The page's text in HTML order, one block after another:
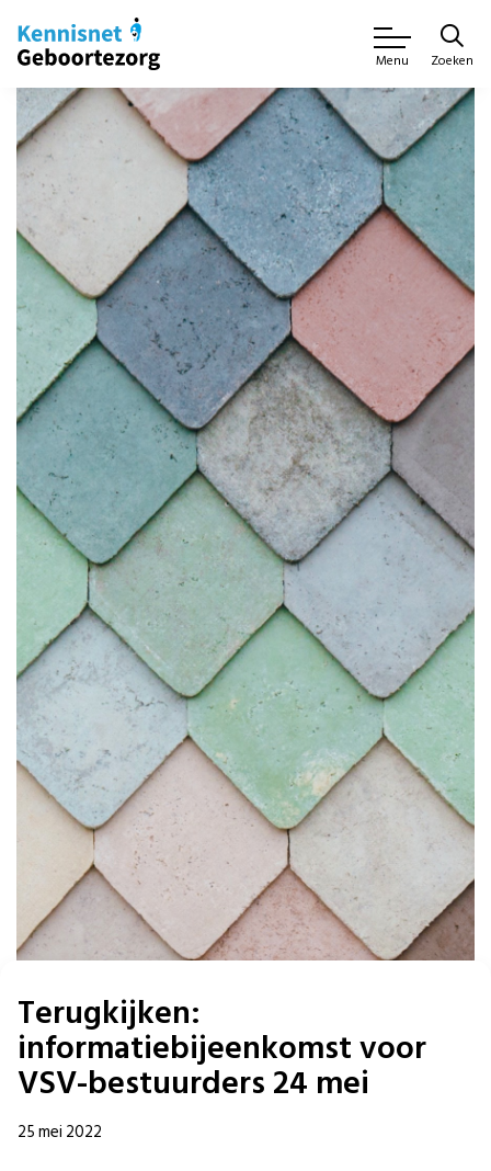
Menu Zoeken
Terugkijken:
informatiebijeenkomst voor
VSV-bestuurders 24 mei
25 mei 2022